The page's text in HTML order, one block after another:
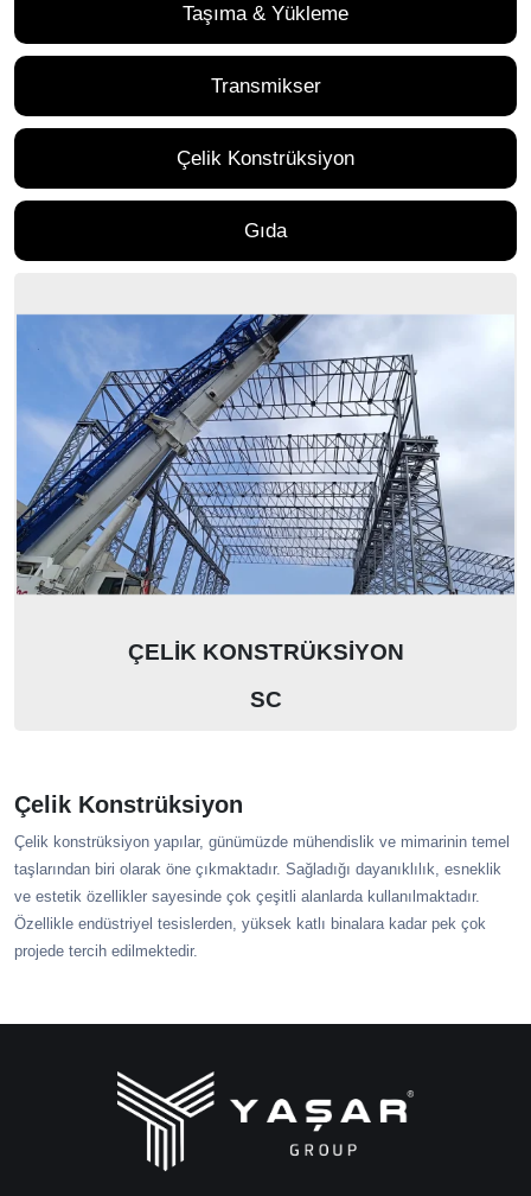
Taşıma & Yükleme
Transmikser
Çelik Konstrüksiyon
Gıda
ÇELİK KONSTRÜKSİYON
SC
Çelik Konstrüksiyon
Çelik konstrüksiyon yapılar, günümüzde mühendislik ve mimarinin temel
taşlarından biri olarak öne çıkmaktadır. Sağladığı dayanıklılık, esneklik
ve estetik özellikler sayesinde çok çeşitli alanlarda kullanılmaktadır.
Özellikle endüstriyel tesislerden, yüksek katlı binalara kadar pek çok
projede tercih edilmektedir.